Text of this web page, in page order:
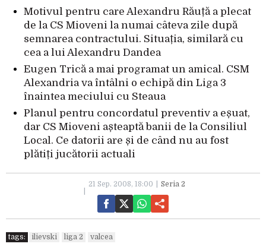
Motivul pentru care Alexandru Răuță a plecat
de la CS Mioveni la numai câteva zile după
semnarea contractului. Situația, similară cu
cea a lui Alexandru Dandea
Eugen Trică a mai programat un amical. CSM
Alexandria va întâlni o echipă din Liga 3
înaintea meciului cu Steaua
Planul pentru concordatul preventiv a eșuat,
dar CS Mioveni așteaptă banii de la Consiliul
Local. Ce datorii are și de când nu au fost
plătiți jucătorii actuali
21 Sep. 2008, 18:00 Seria 2
tags: ilievski liga 2 valcea